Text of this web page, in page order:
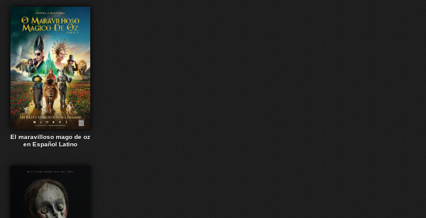
El maravilloso mago de oz
en Español Latino